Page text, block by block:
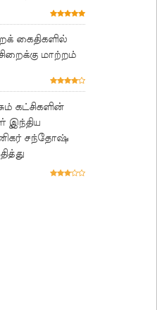
கைதிகளில்
சிறைக்கு மாற்றம்
கட்சிகளின்
இந்திய
சந்தோஷ்